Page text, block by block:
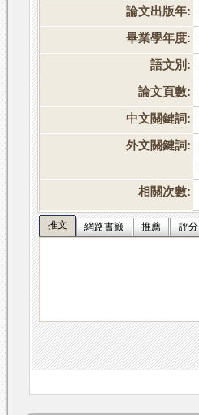
論文出版年:
畢業學年度:
語文別:
論文頁數:
中文關鍵詞:
外文關鍵詞:
相關次數:
推文 網路書籤 推薦 評分